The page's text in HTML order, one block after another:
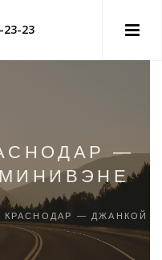
23-23
—
КРАСНОДАР — ДЖАНКОЙ